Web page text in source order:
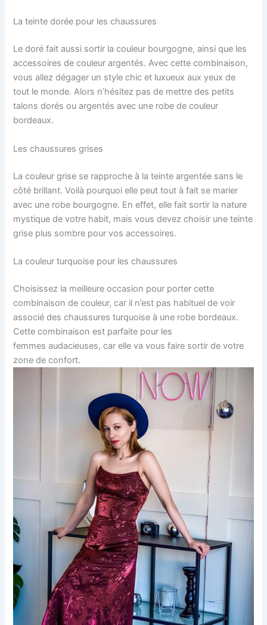
La teinte dorée pour les chaussures
Le doré fait aussi sortir la couleur bourgogne, ainsi que les
accessoires de couleur argentés. Avec cette combinaison,
vous allez dégager un style chic et luxueux aux yeux de
tout le monde. Alors n’hésitez pas de mettre des petits
talons dorés ou argentés avec une robe de couleur
bordeaux.
Les chaussures grises
La couleur grise se rapproche à la teinte argentée sans le
côté brillant. Voilà pourquoi elle peut tout à fait se marier
avec une robe bourgogne. En effet, elle fait sortir la nature
mystique de votre habit, mais vous devez choisir une teinte
grise plus sombre pour vos accessoires.
La couleur turquoise pour les chaussures
Choisissez la meilleure occasion pour porter cette
combinaison de couleur, car il n’est pas habituel de voir
associé des chaussures turquoise à une robe bordeaux.
Cette combinaison est parfaite pour les
femmes audacieuses, car elle va vous faire sortir de votre
zone de confort.